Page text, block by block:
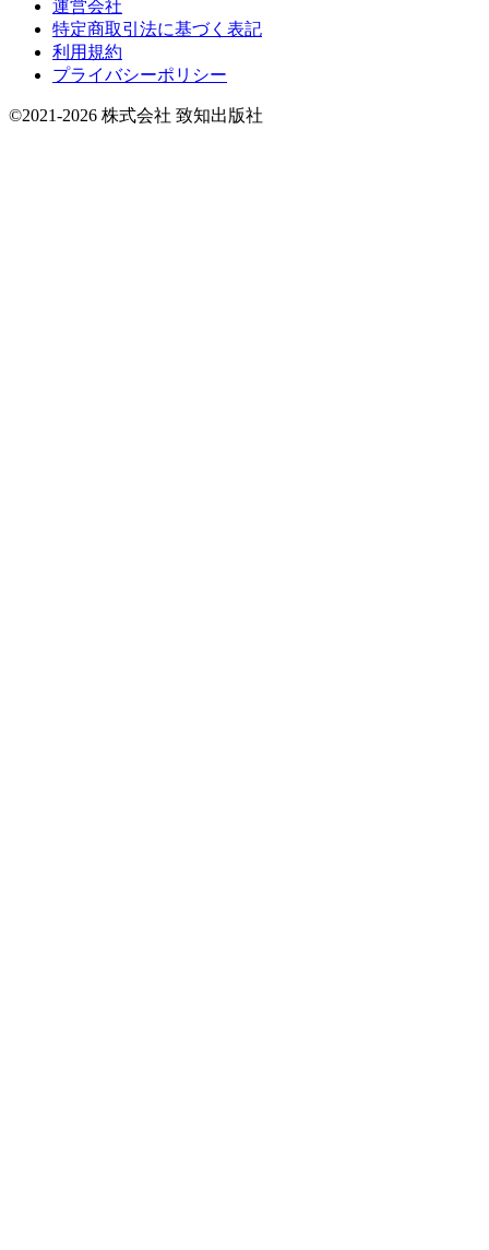
運営会社
特定商取引法に基づく表記
利用規約
プライバシーポリシー
©2021-2026 株式会社 致知出版社